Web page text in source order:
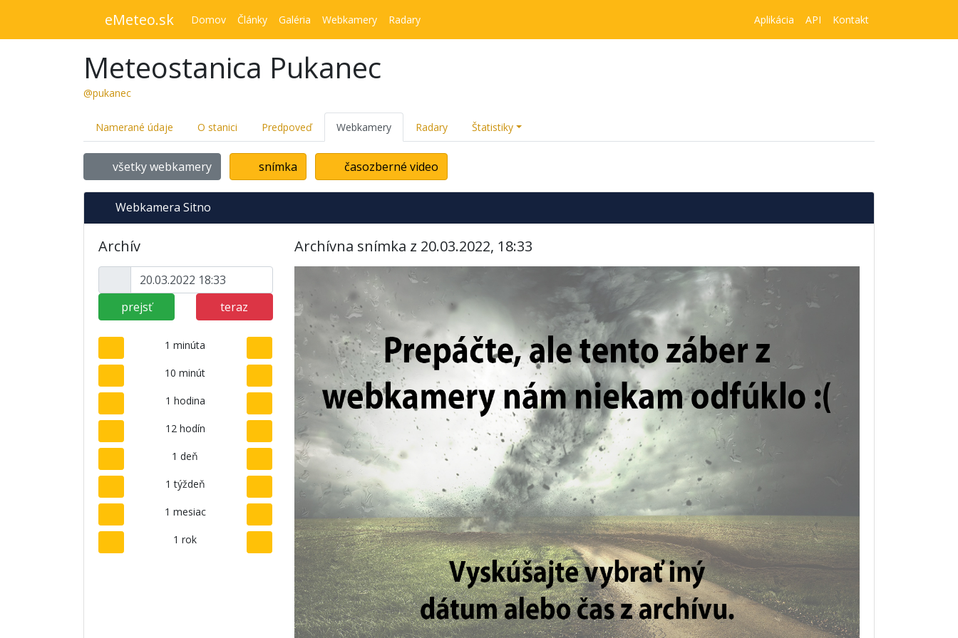
eMeteo.sk Domov Články Galéria Webkamery Radary Aplikácia API Kontakt
Meteostanica Pukanec
@pukanec
Namerané údaje O stanici Predpoveď Webkamery Radary Štatistiky
všetky webkamery snímka časozberné video
Webkamera Sitno
Archív
prejsť teraz
1 minúta
10 minút
1 hodina
12 hodín
1 deň
1 týždeň
1 mesiac
1 rok
Archívna snímka z 20.03.2022, 18:33